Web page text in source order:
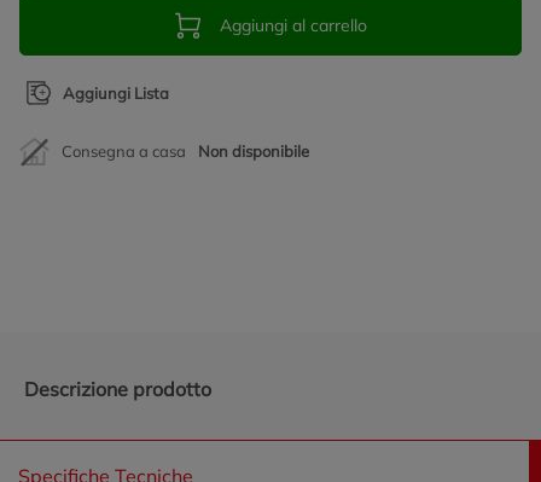
Aggiungi al carrello
Aggiungi Lista
Consegna a casa Non disponibile
Descrizione prodotto
Specifiche Tecniche